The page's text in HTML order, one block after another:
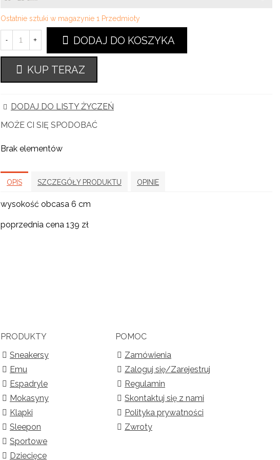
Ostatnie sztuki w magazynie 1 Przedmioty
- + DODAJ DO KOSZYKA
KUP TERAZ
DODAJ DO LISTY ŻYCZEŃ
MOŻE CI SIĘ SPODOBAĆ
Brak elementów
OPIS SZCZEGÓŁY PRODUKTU OPINIE
wysokość obcasa 6 cm
poprzednia cena 139 zł
PRODUKTY
Sneakersy
Emu
Espadryle
Mokasyny
Klapki
Sleepon
Sportowe
Dziecięce
POMOC
Zamówienia
Zaloguj się/Zarejestruj
Regulamin
Skontaktuj się z nami
Polityka prywatności
Zwroty